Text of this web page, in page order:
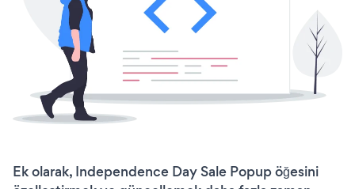
Ek olarak, Independence Day Sale Popup öğesini